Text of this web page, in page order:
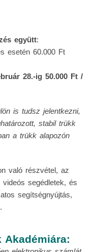
együtt:
esetén 60.000 Ft
28.-ig 50.000 Ft /
is tudsz jelentkezni,
stabil trükk
a trükk alapozón
való részvétel, az
segédletek, és
segítségnyújtás,
Akadémiára: